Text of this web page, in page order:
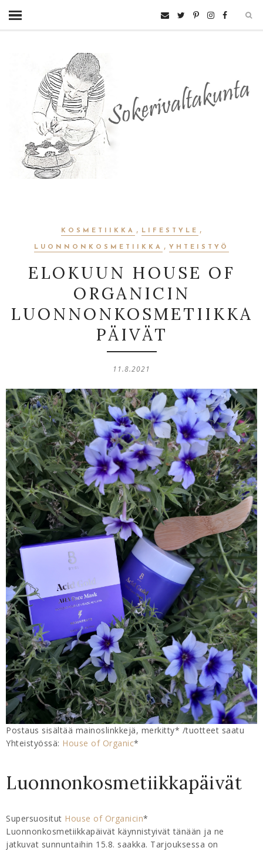
KOSMETIIKKA , LIFESTYLE ,
LUONNONKOSMETIIKKA , YHTEISTYÖ
ELOKUUN HOUSE OF
ORGANICIN
LUONNONKOSMETIIKKA
PÄIVÄT
11.8.2021
Postaus sisältää mainoslinkkejä, merkitty* /tuotteet saatu
Yhteistyössä: House of Organic*
Luonnonkosmetiikkapäivät
Supersuositut House of Organicin*
Luonnonkosmetiikkapäivät käynnistyivät tänään ja ne
jatkuvat sunnuntaihin 15.8. saakka. Tarjouksessa on